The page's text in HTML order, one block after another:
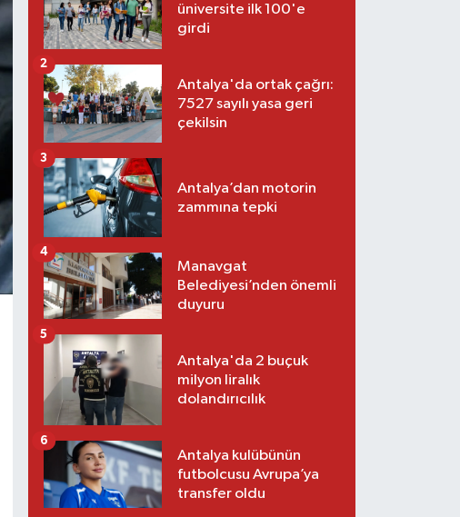
üniversite ilk 100'e
girdi
Antalya'da ortak çağrı:
7527 sayılı yasa geri
çekilsin
2
Antalya’dan motorin
zammına tepki
3
Manavgat
Belediyesi’nden önemli
duyuru
4
Antalya'da 2 buçuk
milyon liralık
dolandırıcılık
5
Antalya kulübünün
futbolcusu Avrupa’ya
transfer oldu
6